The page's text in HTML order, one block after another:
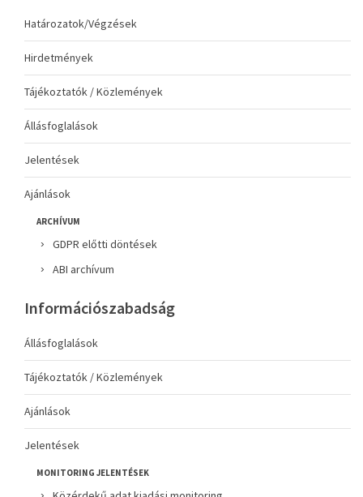
Határozatok/Végzések
Hirdetmények
Tájékoztatók / Közlemények
Állásfoglalások
Jelentések
Ajánlások
ARCHÍVUM
GDPR előtti döntések
ABI archívum
Információszabadság
Állásfoglalások
Tájékoztatók / Közlemények
Ajánlások
Jelentések
MONITORING JELENTÉSEK